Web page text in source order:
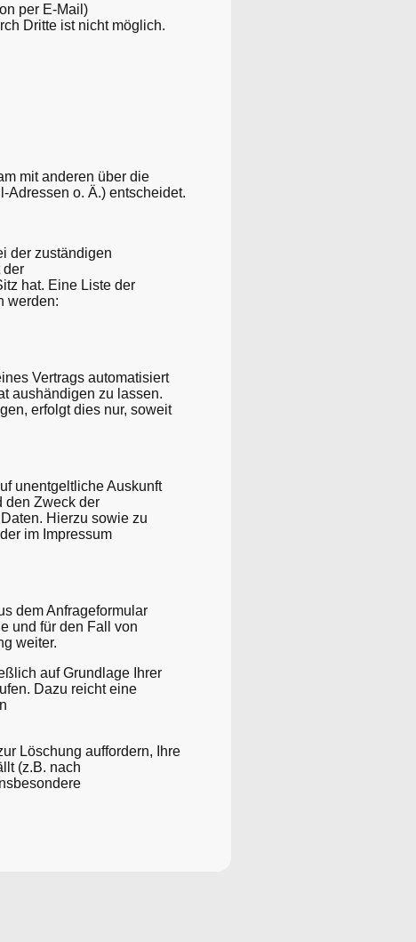
per E-Mail)
Dritte ist nicht möglich.
mit anderen über die
Adressen o. Ä.) entscheidet.
der zuständigen
der
hat. Eine Liste der
werden:
Vertrags automatisiert
aushändigen zu lassen.
erfolgt dies nur, soweit
unentgeltliche Auskunft
den Zweck der
Hierzu sowie zu
im Impressum
dem Anfrageformular
und für den Fall von
weiter.
auf Grundlage Ihrer
Dazu reicht eine
Löschung auffordern, Ihre
(z.B. nach